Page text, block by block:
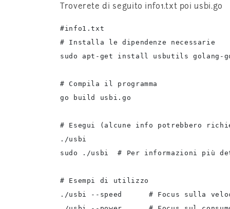
Troverete di seguito info1.txt poi usbi.go
#info1.txt
# Installa le dipendenze necessarie
sudo apt-get install usbutils golang-
# Compila il programma
go build usbi.go
# Esegui (alcune info potrebbero
./usbi
sudo ./usbi  # Per informazioni più
# Esempi di utilizzo
./usbi --speed      # Focus sulla